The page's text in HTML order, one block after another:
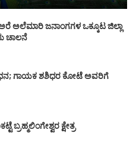
ಅಲೆಮಾರಿ ಜನಾಂಗಗಳ ಒಕ್ಕೂಟ ಜಿಲ್ಲಾ
ಚಾಲನೆ
ಗಾಯಕ ಶಶಿಧರ ಕೋಟೆ ಅವರಿಗೆ
ಬ್ರಹ್ಮಲಿಂಗೇಶ್ವರ ಕ್ಷೇತ್ರ